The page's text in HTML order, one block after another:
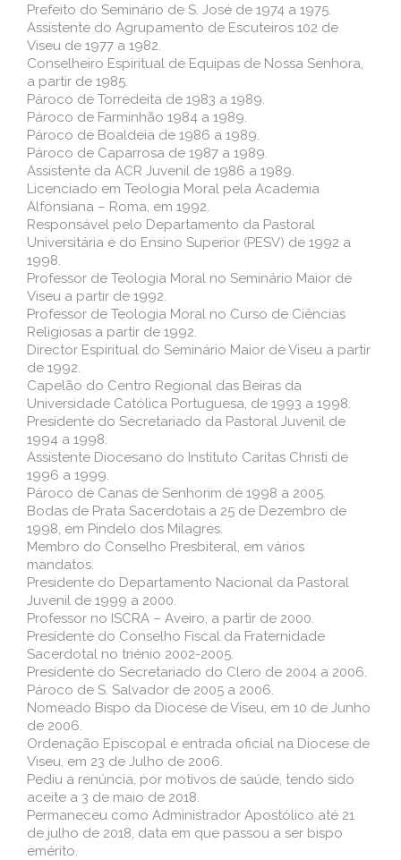
Prefeito do Seminário de S. José de 1974 a 1975.
Assistente do Agrupamento de Escuteiros 102 de
Viseu de 1977 a 1982.
Conselheiro Espiritual de Equipas de Nossa Senhora,
a partir de 1985.
Pároco de Torredeita de 1983 a 1989.
Pároco de Farminhão 1984 a 1989.
Pároco de Boaldeia de 1986 a 1989.
Pároco de Caparrosa de 1987 a 1989.
Assistente da ACR Juvenil de 1986 a 1989.
Licenciado em Teologia Moral pela Academia
Alfonsiana – Roma, em 1992.
Responsável pelo Departamento da Pastoral
Universitária e do Ensino Superior (PESV) de 1992 a
1998.
Professor de Teologia Moral no Seminário Maior de
Viseu a partir de 1992.
Professor de Teologia Moral no Curso de Ciências
Religiosas a partir de 1992.
Director Espiritual do Seminário Maior de Viseu a partir
de 1992.
Capelão do Centro Regional das Beiras da
Universidade Católica Portuguesa, de 1993 a 1998.
Presidente do Secretariado da Pastoral Juvenil de
1994 a 1998.
Assistente Diocesano do Instituto Caritas Christi de
1996 a 1999.
Pároco de Canas de Senhorim de 1998 a 2005.
Bodas de Prata Sacerdotais a 25 de Dezembro de
1998, em Pindelo dos Milagres.
Membro do Conselho Presbiteral, em vários
mandatos.
Presidente do Departamento Nacional da Pastoral
Juvenil de 1999 a 2000.
Professor no ISCRA – Aveiro, a partir de 2000.
Presidente do Conselho Fiscal da Fraternidade
Sacerdotal no triénio 2002-2005.
Presidente do Secretariado do Clero de 2004 a 2006.
Pároco de S. Salvador de 2005 a 2006.
Nomeado Bispo da Diocese de Viseu, em 10 de Junho
de 2006.
Ordenação Episcopal e entrada oficial na Diocese de
Viseu, em 23 de Julho de 2006.
Pediu a renúncia, por motivos de saúde, tendo sido
aceite a 3 de maio de 2018.
Permaneceu como Administrador Apostólico até 21
de julho de 2018, data em que passou a ser bispo
emérito.